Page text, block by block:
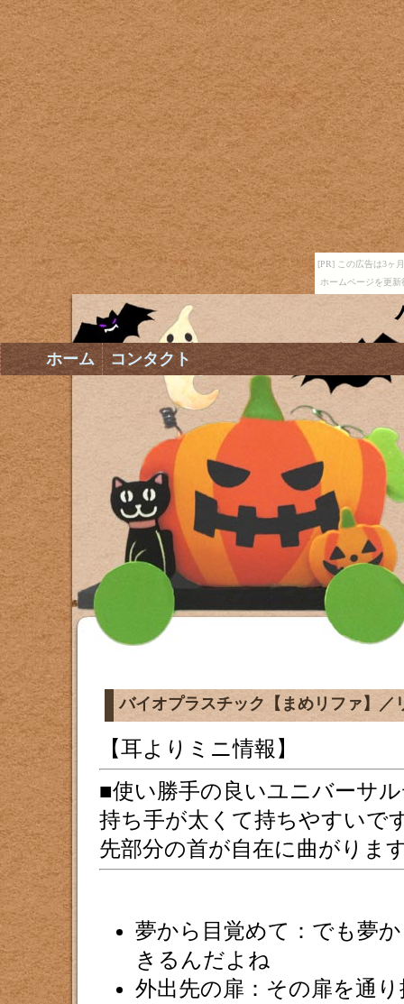
[PR] この広告は3ヶ
ホームページを更
バイオプラスチック【まめリファ】／
【耳よりミニ情報】
■使い勝手の良いユニバーサ
持ち手が太くて持ちやすいで
先部分の首が自在に曲がりま
夢から目覚めて：でも夢
きるんだよね
外出先の扉：その扉を通
ホーム コンタクト